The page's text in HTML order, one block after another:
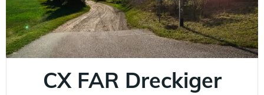
CX FAR Dreckiger